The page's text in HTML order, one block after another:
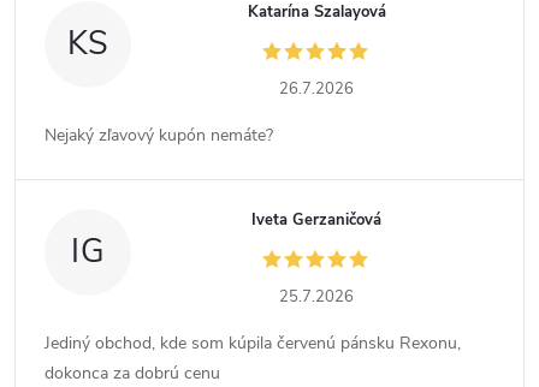
KS
Katarína Szalayová
26.7.2026
Nejaký zľavový kupón nemáte?
IG
Iveta Gerzaničová
25.7.2026
Jediný obchod, kde som kúpila červenú pánsku Rexonu,
dokonca za dobrú cenu